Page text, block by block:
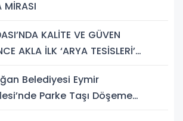
MİRASI
KALİTE VE GÜVEN
AKLA İLK ‘ARYA TESİSLERİ’
Belediyesi Eymir
Parke Taşı Döşeme